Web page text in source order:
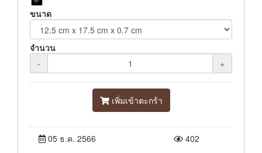
ขนาด
จำนวน
-
+
เพิ่มเข้าตะกร้า
05 ธ.ค. 2566 402